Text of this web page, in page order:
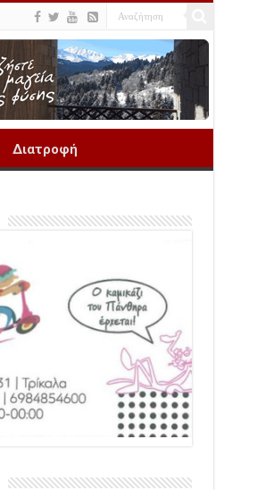
Διατροφή